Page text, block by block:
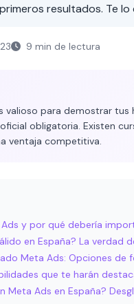
resultados. Te
9 min de lectura
para demostrar tus
obligatoria. Existen
ventaja competitiva.
y por qué debería
en España? La verdad
Meta Ads: Opciones de
que te harán
Meta Ads en España?